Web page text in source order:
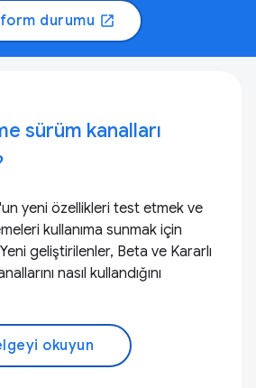
durumu open_in_new
sürüm kanalları
yeni özellikleri test etmek ve
kullanıma sunmak için
geliştirilenler, Beta ve Kararlı
nasıl kullandığını
okuyun